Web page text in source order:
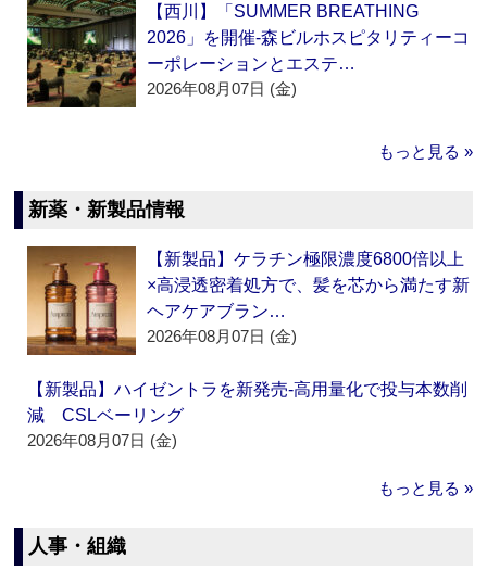
【西川】「SUMMER BREATHING
2026」を開催‐森ビルホスピタリティーコ
ーポレーションとエステ…
2026年08月07日 (金)
もっと見る »
新薬・新製品情報
【新製品】ケラチン極限濃度6800倍以上
×高浸透密着処方で、髪を芯から満たす新
ヘアケアブラン…
2026年08月07日 (金)
【新製品】ハイゼントラを新発売‐高用量化で投与本数削
減 CSLベーリング
2026年08月07日 (金)
もっと見る »
人事・組織